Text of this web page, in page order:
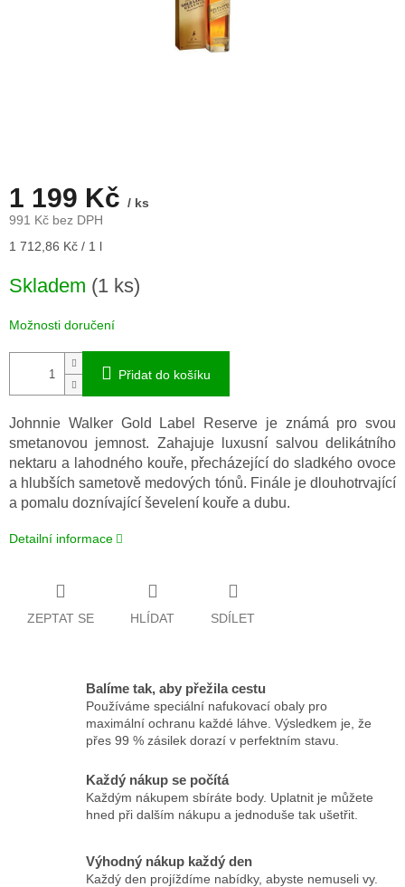
1 199 Kč / ks
991 Kč bez DPH
Měrná
1 712,86 Kč / 1 l
Skladem (1 ks)
Možnosti doručení
Přidat do košíku
Johnnie Walker Gold Label Reserve je známá pro svou
smetanovou jemnost. Zahajuje luxusní salvou delikátního
nektaru a lahodného kouře, přecházející do sladkého ovoce
a hlubších sametově medových tónů. Finále je dlouhotrvající
a pomalu doznívající ševelení kouře a dubu.
Detailní informace
ZEPTAT SE HLÍDAT SDÍLET
Balíme tak, aby přežila cestu
Používáme speciální nafukovací obaly pro
maximální ochranu každé láhve. Výsledkem je, že
přes 99 % zásilek dorazí v perfektním stavu.
Každý nákup se počítá
Každým nákupem sbíráte body. Uplatnit je můžete
hned při dalším nákupu a jednoduše tak ušetřit.
Výhodný nákup každý den
Každý den projíždíme nabídky, abyste nemuseli vy.